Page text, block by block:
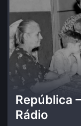
República
Rádio